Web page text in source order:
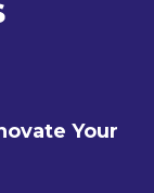
Your